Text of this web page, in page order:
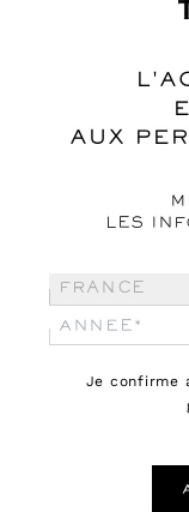
AUX
LES
France
Je confirme